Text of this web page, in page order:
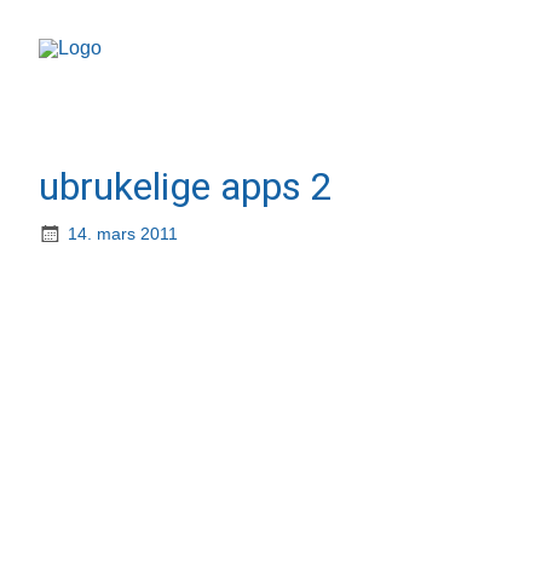
ubrukelige apps 2
14. mars 2011